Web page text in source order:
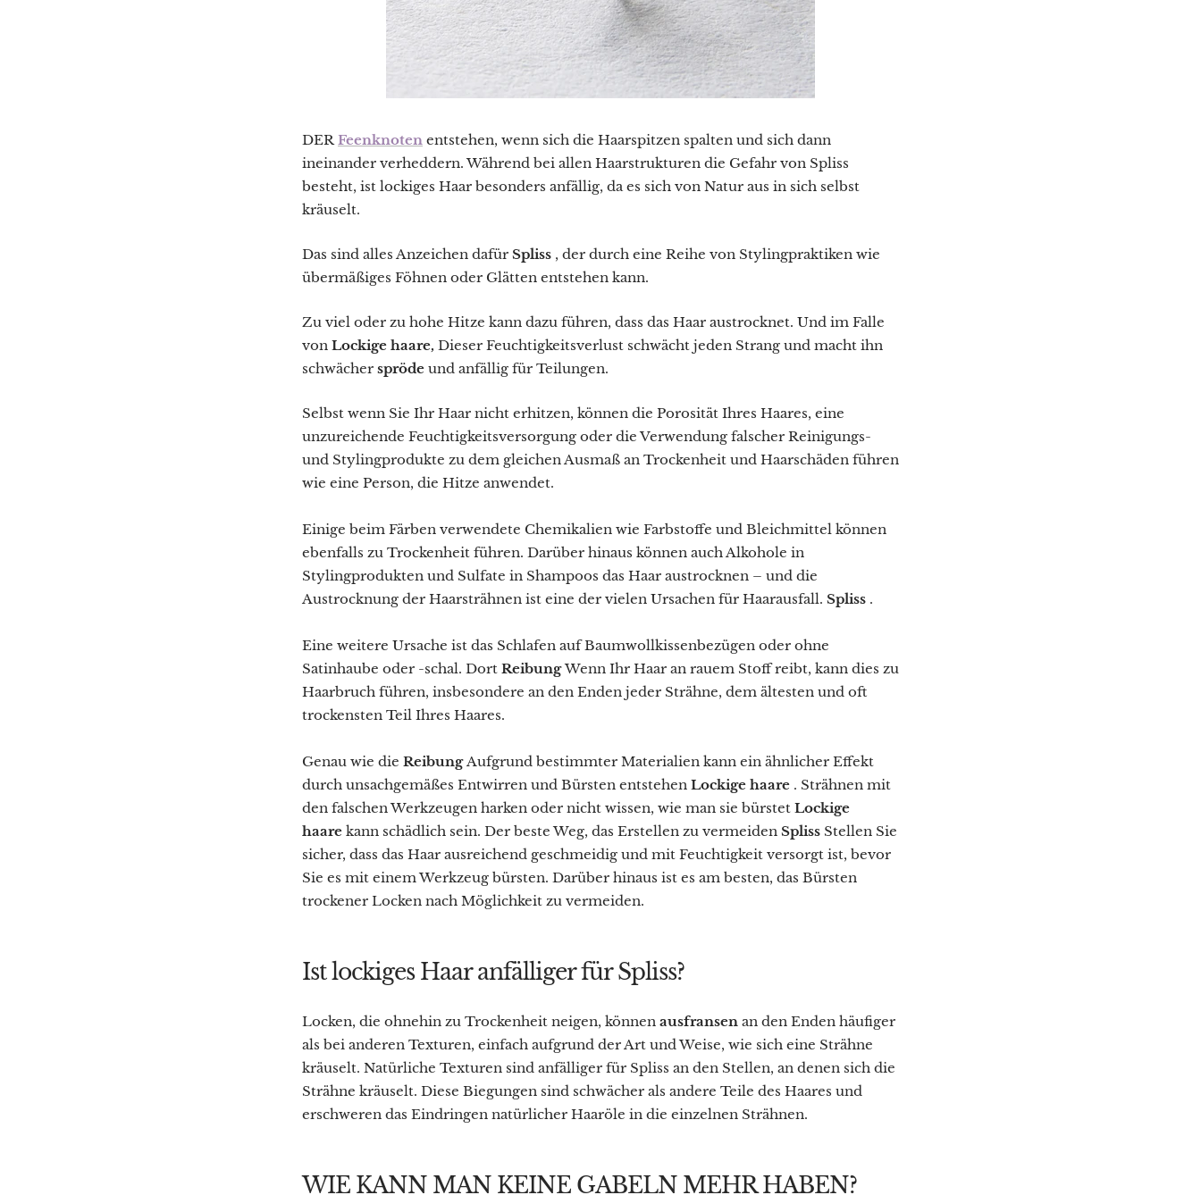
DER Feenknoten entstehen, wenn sich die Haarspitzen spalten und sich dann
ineinander verheddern. Während bei allen Haarstrukturen die Gefahr von Spliss
besteht, ist lockiges Haar besonders anfällig, da es sich von Natur aus in sich selbst
kräuselt.
Das sind alles Anzeichen dafür Spliss , der durch eine Reihe von Stylingpraktiken wie
übermäßiges Föhnen oder Glätten entstehen kann.
Zu viel oder zu hohe Hitze kann dazu führen, dass das Haar austrocknet. Und im Falle
von Lockige haare, Dieser Feuchtigkeitsverlust schwächt jeden Strang und macht ihn
schwächer spröde und anfällig für Teilungen.
Selbst wenn Sie Ihr Haar nicht erhitzen, können die Porosität Ihres Haares, eine
unzureichende Feuchtigkeitsversorgung oder die Verwendung falscher Reinigungs-
und Stylingprodukte zu dem gleichen Ausmaß an Trockenheit und Haarschäden führen
wie eine Person, die Hitze anwendet.
Einige beim Färben verwendete Chemikalien wie Farbstoffe und Bleichmittel können
ebenfalls zu Trockenheit führen. Darüber hinaus können auch Alkohole in
Stylingprodukten und Sulfate in Shampoos das Haar austrocknen – und die
Austrocknung der Haarsträhnen ist eine der vielen Ursachen für Haarausfall. Spliss .
Eine weitere Ursache ist das Schlafen auf Baumwollkissenbezügen oder ohne
Satinhaube oder -schal. Dort Reibung Wenn Ihr Haar an rauem Stoff reibt, kann dies zu
Haarbruch führen, insbesondere an den Enden jeder Strähne, dem ältesten und oft
trockensten Teil Ihres Haares.
Genau wie die Reibung Aufgrund bestimmter Materialien kann ein ähnlicher Effekt
durch unsachgemäßes Entwirren und Bürsten entstehen Lockige haare . Strähnen mit
den falschen Werkzeugen harken oder nicht wissen, wie man sie bürstet Lockige
haare kann schädlich sein. Der beste Weg, das Erstellen zu vermeiden Spliss Stellen Sie
sicher, dass das Haar ausreichend geschmeidig und mit Feuchtigkeit versorgt ist, bevor
Sie es mit einem Werkzeug bürsten. Darüber hinaus ist es am besten, das Bürsten
trockener Locken nach Möglichkeit zu vermeiden.
Ist lockiges Haar anfälliger für Spliss?
Locken, die ohnehin zu Trockenheit neigen, können ausfransen an den Enden häufiger
als bei anderen Texturen, einfach aufgrund der Art und Weise, wie sich eine Strähne
kräuselt. Natürliche Texturen sind anfälliger für Spliss an den Stellen, an denen sich die
Strähne kräuselt. Diese Biegungen sind schwächer als andere Teile des Haares und
erschweren das Eindringen natürlicher Haaröle in die einzelnen Strähnen.
WIE KANN MAN KEINE GABELN MEHR HABEN?